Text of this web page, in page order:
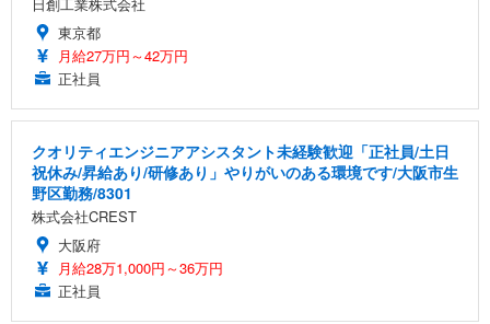
日創工業株式会社
東京都
月給27万円～42万円
正社員
クオリティエンジニアアシスタント未経験歓迎「正社員/土日
祝休み/昇給あり/研修あり」やりがいのある環境です/大阪市生
野区勤務/8301
株式会社CREST
大阪府
月給28万1,000円～36万円
正社員